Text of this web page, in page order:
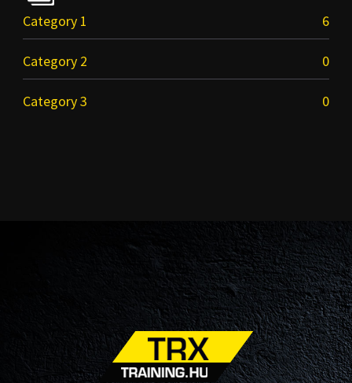
Category 1 6
Category 2 0
Category 3 0